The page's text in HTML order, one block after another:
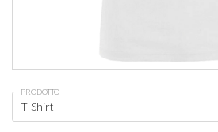
PRODOTTO